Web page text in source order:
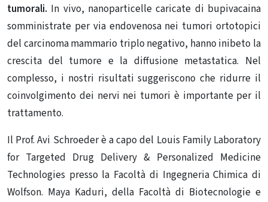
tumorali. In vivo, nanoparticelle caricate di bupivacaina
somministrate per via endovenosa nei tumori ortotopici
del carcinoma mammario triplo negativo, hanno inibeto la
crescita del tumore e la diffusione metastatica. Nel
complesso, i nostri risultati suggeriscono che ridurre il
coinvolgimento dei nervi nei tumori è importante per il
trattamento.
Il Prof. Avi Schroeder è a capo del Louis Family Laboratory
for Targeted Drug Delivery & Personalized Medicine
Technologies presso la Facoltà di Ingegneria Chimica di
Wolfson. Maya Kaduri, della Facoltà di Biotecnologie e